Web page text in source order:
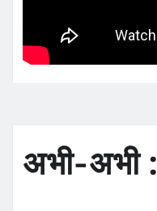
अभी-अभी :